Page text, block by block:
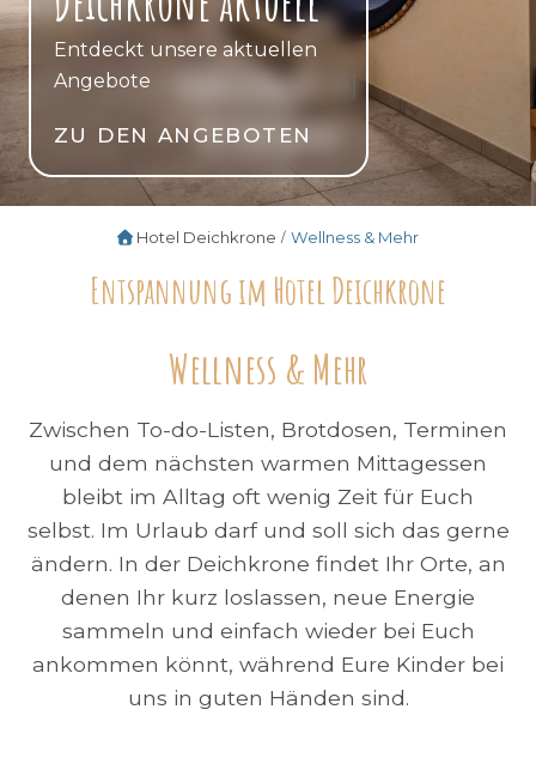
Familienzeit in
Ostfriesland
Entdeckt unsere aktuellen
Angebote
ZU DEN ANGEBOTEN
Hotel Deichkrone Wellness & Mehr
Entspannung im Hotel Deichkrone
Wellness & Mehr
Zwischen To-do-Listen, Brotdosen, Terminen
und dem nächsten warmen Mittagessen
bleibt im Alltag oft wenig Zeit für Euch
selbst. Im Urlaub darf und soll sich das gerne
ändern. In der Deichkrone findet Ihr Orte, an
denen Ihr kurz loslassen, neue Energie
sammeln und einfach wieder bei Euch
ankommen könnt, während Eure Kinder bei
uns in guten Händen sind.